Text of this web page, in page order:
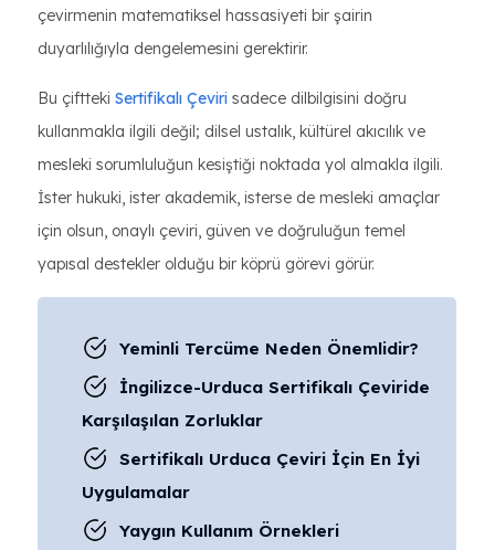
çevirmenin matematiksel hassasiyeti bir şairin
duyarlılığıyla dengelemesini gerektirir.
Bu çiftteki Sertifikalı Çeviri sadece dilbilgisini doğru
kullanmakla ilgili değil; dilsel ustalık, kültürel akıcılık ve
mesleki sorumluluğun kesiştiği noktada yol almakla ilgili.
İster hukuki, ister akademik, isterse de mesleki amaçlar
için olsun, onaylı çeviri, güven ve doğruluğun temel
yapısal destekler olduğu bir köprü görevi görür.
Yeminli Tercüme Neden Önemlidir?
İngilizce-Urduca Sertifikalı Çeviride
Karşılaşılan Zorluklar
Sertifikalı Urduca Çeviri İçin En İyi
Uygulamalar
Yaygın Kullanım Örnekleri